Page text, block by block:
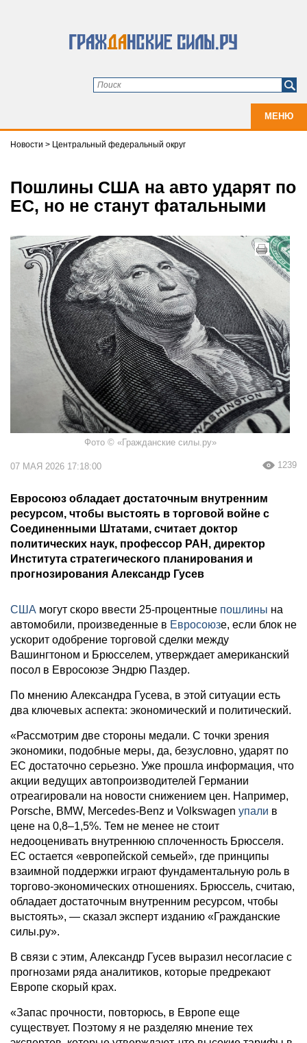
МЕНЮ
Новости > Центральный федеральный округ
Пошлины США на авто ударят по
ЕС, но не станут фатальными
Фото © «Гражданские силы.ру»
07 МАЯ 2026 17:18:00 1239
Евросоюз обладает достаточным внутренним
ресурсом, чтобы выстоять в торговой войне с
Соединенными Штатами, считает доктор
политических наук, профессор РАН, директор
Института стратегического планирования и
прогнозирования Александр Гусев
США могут скоро ввести 25-процентные пошлины на
автомобили, произведенные в Евросоюзе, если блок не
ускорит одобрение торговой сделки между
Вашингтоном и Брюсселем, утверждает американский
посол в Евросоюзе Эндрю Паздер.
По мнению Александра Гусева, в этой ситуации есть
два ключевых аспекта: экономический и политический.
«Рассмотрим две стороны медали. С точки зрения
экономики, подобные меры, да, безусловно, ударят по
ЕС достаточно серьезно. Уже прошла информация, что
акции ведущих автопроизводителей Германии
отреагировали на новости снижением цен. Например,
Porsche, BMW, Mercedes-Benz и Volkswagen упали в
цене на 0,8–1,5%. Тем не менее не стоит
недооценивать внутреннюю сплоченность Брюсселя.
ЕС остается «европейской семьей», где принципы
взаимной поддержки играют фундаментальную роль в
торгово-экономических отношениях. Брюссель, считаю,
обладает достаточным внутренним ресурсом, чтобы
выстоять», — сказал эксперт изданию «Гражданские
силы.ру».
В связи с этим, Александр Гусев выразил несогласие с
прогнозами ряда аналитиков, которые предрекают
Европе скорый крах.
«Запас прочности, повторюсь, в Европе еще
существует. Поэтому я не разделяю мнение тех